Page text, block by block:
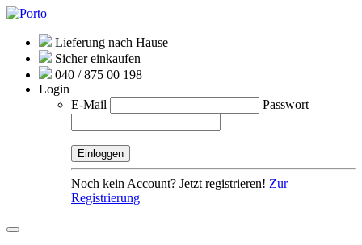
Lieferung nach Hause
Sicher einkaufen
040 / 875 00 198
Login
E-Mail
Passwort
Noch kein Account? Jetzt registrieren! Zur
Registrierung